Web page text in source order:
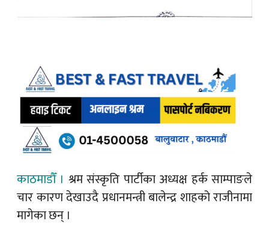
काठमाडौँ । श्रम संस्कृति पार्टीका अध्यक्ष हर्क साम्पाङले
चार कारण देखाउदै प्रधानमन्त्री बालेन्द्र शाहको राजीनामा
मागेका छन् ।